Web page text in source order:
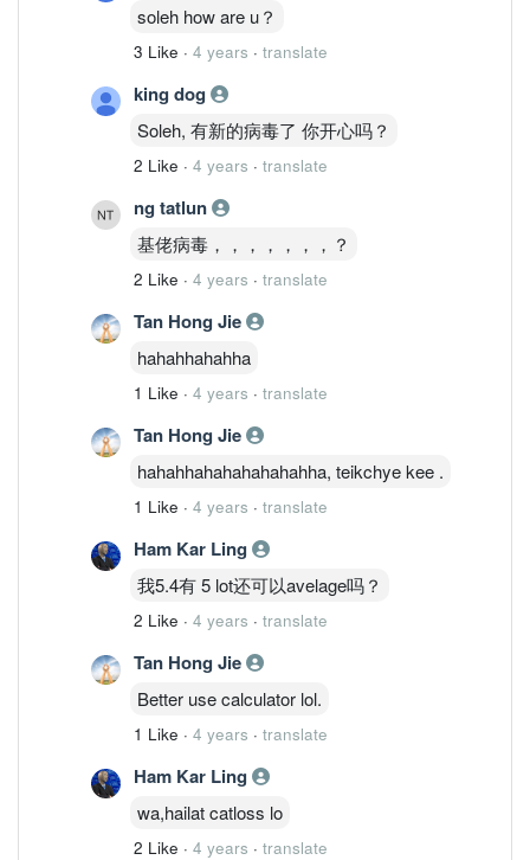
soleh how are u？
3 Like · 4 years · translate
king dog
Soleh, 有新的病毒了 你开心吗？
2 Like · 4 years · translate
ng tatlun
基佬病毒，，，，，，，？
2 Like · 4 years · translate
Tan Hong Jie
hahahhahahha
1 Like · 4 years · translate
Tan Hong Jie
hahahhahahahahahahha, teikchye kee .
1 Like · 4 years · translate
Ham Kar Ling
我5.4有 5 lot还可以avelage吗？
2 Like · 4 years · translate
Tan Hong Jie
Better use calculator lol.
1 Like · 4 years · translate
Ham Kar Ling
wa,hailat catloss lo
2 Like · 4 years · translate